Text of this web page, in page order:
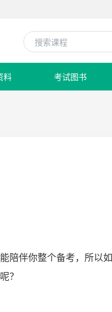
料 考试图书
陪伴你整个备考，所以如
？